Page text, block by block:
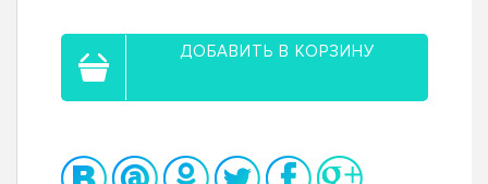
ДОБАВИТЬ В КОРЗИНУ